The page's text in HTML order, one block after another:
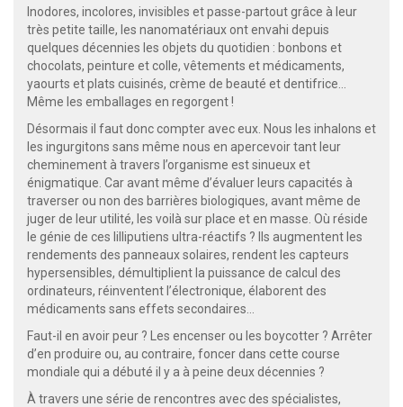
Inodores, incolores, invisibles et passe-partout grâce à leur
très petite taille, les nanomatériaux ont envahi depuis
quelques décennies les objets du quotidien : bonbons et
chocolats, peinture et colle, vêtements et médicaments,
yaourts et plats cuisinés, crème de beauté et dentifrice…
Même les emballages en regorgent !
Désormais il faut donc compter avec eux. Nous les inhalons et
les ingurgitons sans même nous en apercevoir tant leur
cheminement à travers l’organisme est sinueux et
énigmatique. Car avant même d’évaluer leurs capacités à
traverser ou non des barrières biologiques, avant même de
juger de leur utilité, les voilà sur place et en masse. Où réside
le génie de ces lilliputiens ultra-réactifs ? Ils augmentent les
rendements des panneaux solaires, rendent les capteurs
hypersensibles, démultiplient la puissance de calcul des
ordinateurs, réinventent l’électronique, élaborent des
médicaments sans effets secondaires…
Faut-il en avoir peur ? Les encenser ou les boycotter ? Arrêter
d’en produire ou, au contraire, foncer dans cette course
mondiale qui a débuté il y a à peine deux décennies ?
À travers une série de rencontres avec des spécialistes,